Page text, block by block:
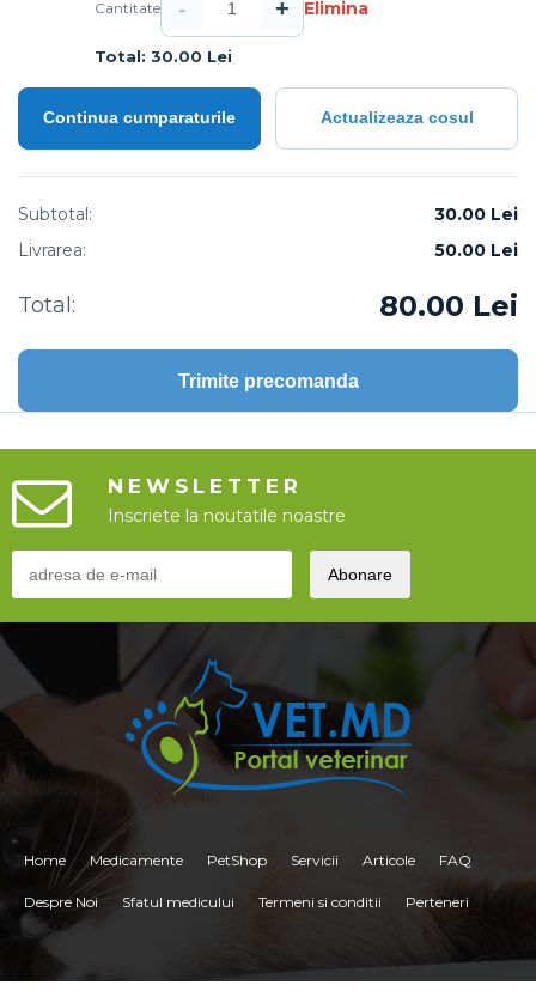
Cantitate - + Elimina
Total: 30.00 Lei
Continua cumparaturile Actualizeaza cosul
Subtotal:
30.00 Lei
Livrarea:
50.00 Lei
Total: 80.00 Lei
Trimite precomanda
NEWSLETTER
Inscriete la noutatile noastre
Home Medicamente PetShop Servicii Articole FAQ
Despre Noi Sfatul medicului Termeni si conditii Perteneri